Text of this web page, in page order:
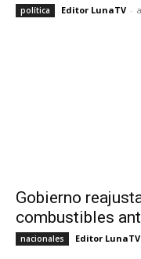
política Editor LunaTV -
Gobierno
combustibles
nacionales Editor LunaTV